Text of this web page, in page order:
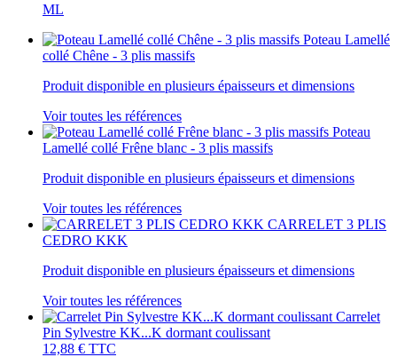
ML
Poteau Lamellé
collé Chêne - 3 plis massifs
Produit disponible en plusieurs épaisseurs et dimensions
Voir toutes les références
Poteau
Lamellé collé Frêne blanc - 3 plis massifs
Produit disponible en plusieurs épaisseurs et dimensions
Voir toutes les références
CARRELET 3 PLIS
CEDRO KKK
Produit disponible en plusieurs épaisseurs et dimensions
Voir toutes les références
Carrelet
Pin Sylvestre KK...K dormant coulissant
12,88 € TTC